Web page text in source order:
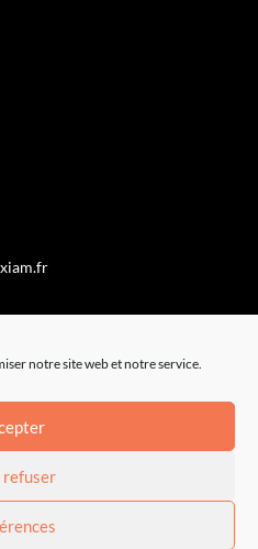
notre site web et notre service.
refuser